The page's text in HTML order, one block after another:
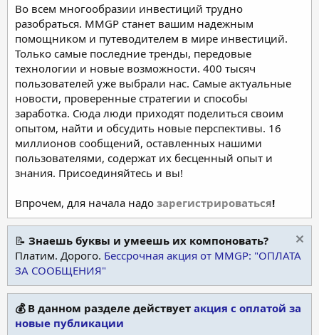
Во всем многообразии инвестиций трудно
разобраться. MMGP станет вашим надежным
помощником и путеводителем в мире инвестиций.
Только самые последние тренды, передовые
технологии и новые возможности. 400 тысяч
пользователей уже выбрали нас. Самые актуальные
новости, проверенные стратегии и способы
заработка. Сюда люди приходят поделиться своим
опытом, найти и обсудить новые перспективы. 16
миллионов сообщений, оставленных нашими
пользователями, содержат их бесценный опыт и
знания. Присоединяйтесь и вы!
Впрочем, для начала надо зарегистрироваться!
📝 Знаешь буквы и умеешь их компоновать?
Платим. Дорого. Бессрочная акция от MMGP: "ОПЛАТА
ЗА СООБЩЕНИЯ"
💰 В данном разделе действует акция с оплатой за
новые публикации